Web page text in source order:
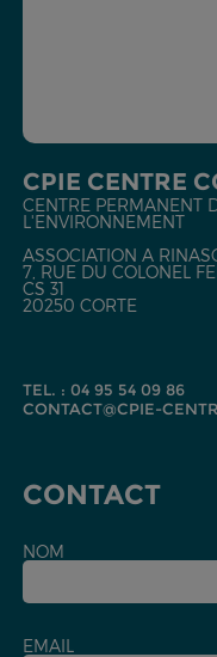
CPIE CENTRE
CENTRE PERMANENT
L'ENVIRONNEMENT
ASSOCIATION A
7, RUE DU COLONEL
CS 31
20250 CORTE
TEL. : 04 95 54 09 86
CONTACT@CPIE-
CONTACT
NOM
EMAIL